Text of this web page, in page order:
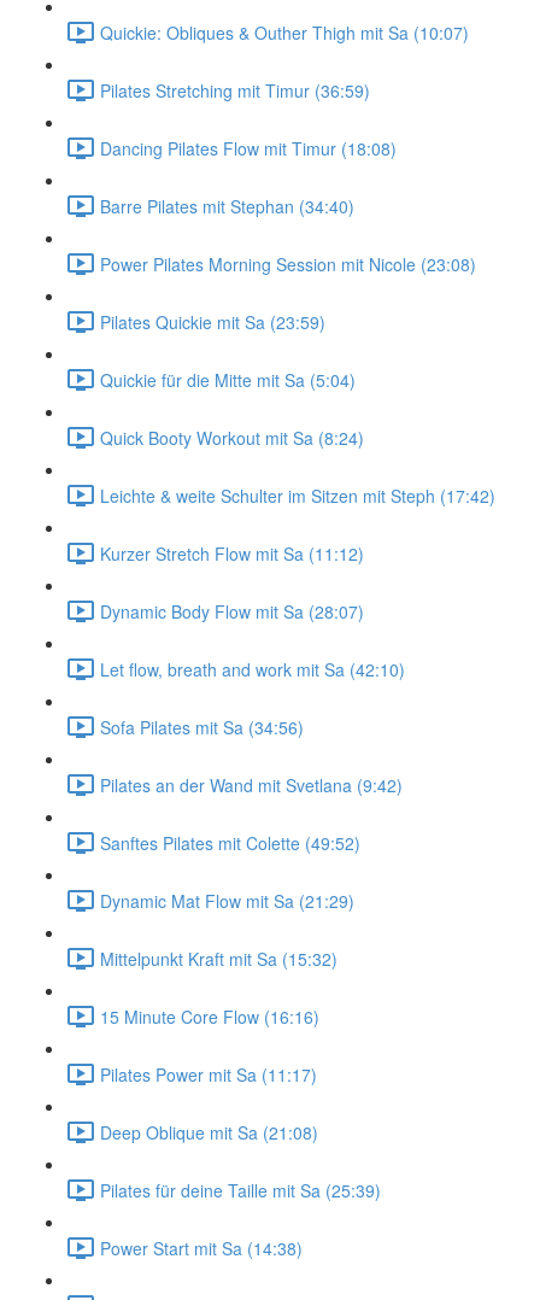
Quickie: Obliques & Outher Thigh mit Sa (10:07)
Pilates Stretching mit Timur (36:59)
Dancing Pilates Flow mit Timur (18:08)
Barre Pilates mit Stephan (34:40)
Power Pilates Morning Session mit Nicole (23:08)
Pilates Quickie mit Sa (23:59)
Quickie für die Mitte mit Sa (5:04)
Quick Booty Workout mit Sa (8:24)
Leichte & weite Schulter im Sitzen mit Steph (17:42)
Kurzer Stretch Flow mit Sa (11:12)
Dynamic Body Flow mit Sa (28:07)
Let flow, breath and work mit Sa (42:10)
Sofa Pilates mit Sa (34:56)
Pilates an der Wand mit Svetlana (9:42)
Sanftes Pilates mit Colette (49:52)
Dynamic Mat Flow mit Sa (21:29)
Mittelpunkt Kraft mit Sa (15:32)
15 Minute Core Flow (16:16)
Pilates Power mit Sa (11:17)
Deep Oblique mit Sa (21:08)
Pilates für deine Taille mit Sa (25:39)
Power Start mit Sa (14:38)